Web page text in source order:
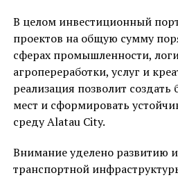
В целом инвестиционный
проектов на общую сумму
сферах промышленности,
агропереработки, услуг и
реализация позволит создать
мест и сформировать
среду Alatau City.
Внимание уделено развитию
транспортной